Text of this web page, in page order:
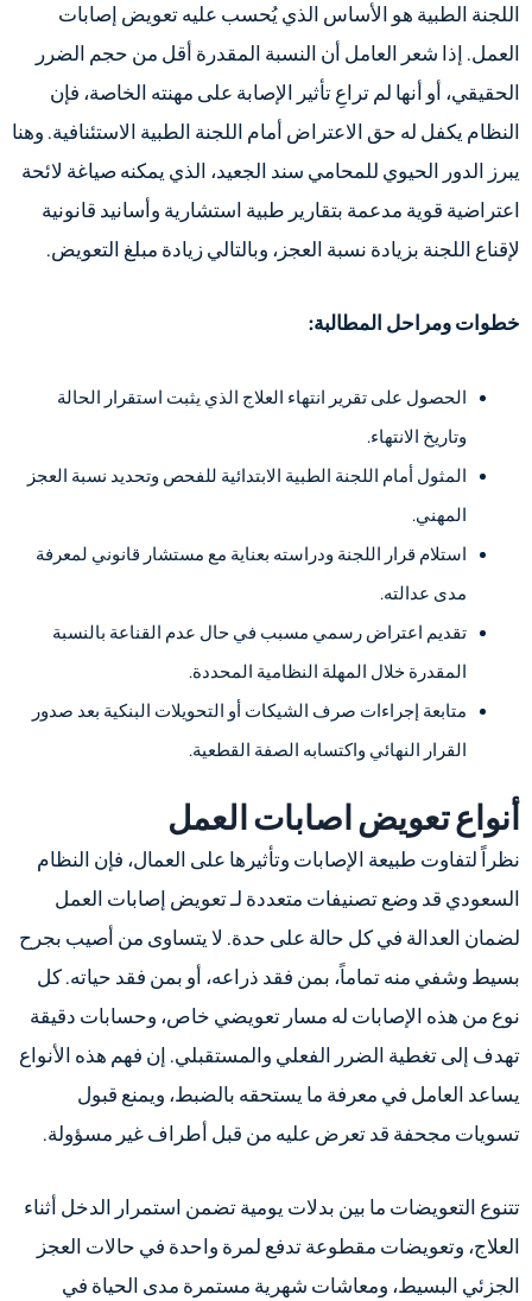
اللجنة الطبية هو الأساس الذي يُحسب عليه تعويض إصابات
العمل. إذا شعر العامل أن النسبة المقدرة أقل من حجم الضرر
الحقيقي، أو أنها لم تراعِ تأثير الإصابة على مهنته الخاصة، فإن
النظام يكفل له حق الاعتراض أمام اللجنة الطبية الاستئنافية. وهنا
يبرز الدور الحيوي للمحامي سند الجعيد، الذي يمكنه صياغة لائحة
اعتراضية قوية مدعمة بتقارير طبية استشارية وأسانيد قانونية
لإقناع اللجنة بزيادة نسبة العجز، وبالتالي زيادة مبلغ التعويض.
خطوات ومراحل المطالبة:
الحصول على تقرير انتهاء العلاج الذي يثبت استقرار الحالة
وتاريخ الانتهاء.
المثول أمام اللجنة الطبية الابتدائية للفحص وتحديد نسبة العجز
المهني.
استلام قرار اللجنة ودراسته بعناية مع مستشار قانوني لمعرفة
مدى عدالته.
تقديم اعتراض رسمي مسبب في حال عدم القناعة بالنسبة
المقدرة خلال المهلة النظامية المحددة.
متابعة إجراءات صرف الشيكات أو التحويلات البنكية بعد صدور
القرار النهائي واكتسابه الصفة القطعية.
أنواع تعويض اصابات العمل
نظراً لتفاوت طبيعة الإصابات وتأثيرها على العمال، فإن النظام
السعودي قد وضع تصنيفات متعددة لـ تعويض إصابات العمل
لضمان العدالة في كل حالة على حدة. لا يتساوى من أصيب بجرح
بسيط وشفي منه تماماً، بمن فقد ذراعه، أو بمن فقد حياته. كل
نوع من هذه الإصابات له مسار تعويضي خاص، وحسابات دقيقة
تهدف إلى تغطية الضرر الفعلي والمستقبلي. إن فهم هذه الأنواع
يساعد العامل في معرفة ما يستحقه بالضبط، ويمنع قبول
تسويات مجحفة قد تعرض عليه من قبل أطراف غير مسؤولة.
تتنوع التعويضات ما بين بدلات يومية تضمن استمرار الدخل أثناء
العلاج، وتعويضات مقطوعة تدفع لمرة واحدة في حالات العجز
الجزئي البسيط، ومعاشات شهرية مستمرة مدى الحياة في